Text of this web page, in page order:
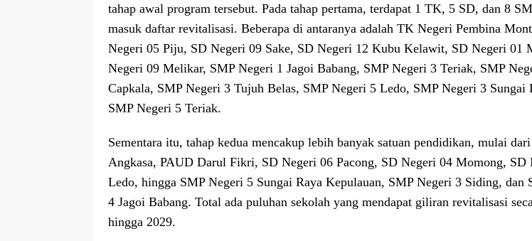
tahap awal program tersebut. Pada tahap pertama, terdapat 1 TK, 5 SD, dan 8
masuk daftar revitalisasi. Beberapa di antaranya adalah TK Negeri Pembina
Negeri 05 Piju, SD Negeri 09 Sake, SD Negeri 12 Kubu Kelawit, SD Negeri 01
Negeri 09 Melikar, SMP Negeri 1 Jagoi Babang, SMP Negeri 3 Teriak, SMP
Capkala, SMP Negeri 3 Tujuh Belas, SMP Negeri 5 Ledo, SMP Negeri 3 Sungai
SMP Negeri 5 Teriak.
Sementara itu, tahap kedua mencakup lebih banyak satuan pendidikan, mulai
Angkasa, PAUD Darul Fikri, SD Negeri 06 Pacong, SD Negeri 04 Momong, SD
Ledo, hingga SMP Negeri 5 Sungai Raya Kepulauan, SMP Negeri 3 Siding, dan
4 Jagoi Babang. Total ada puluhan sekolah yang mendapat giliran revitalisasi
hingga 2029.